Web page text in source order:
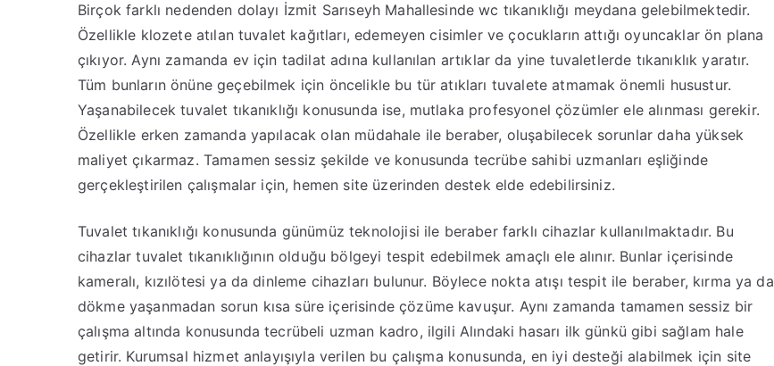
Birçok farklı nedenden dolayı İzmit Sarıseyh Mahallesinde wc tıkanıklığı meydana gelebilmektedir.
Özellikle klozete atılan tuvalet kağıtları, edemeyen cisimler ve çocukların attığı oyuncaklar ön plana
çıkıyor. Aynı zamanda ev için tadilat adına kullanılan artıklar da yine tuvaletlerde tıkanıklık yaratır.
Tüm bunların önüne geçebilmek için öncelikle bu tür atıkları tuvalete atmamak önemli husustur.
Yaşanabilecek tuvalet tıkanıklığı konusunda ise, mutlaka profesyonel çözümler ele alınması gerekir.
Özellikle erken zamanda yapılacak olan müdahale ile beraber, oluşabilecek sorunlar daha yüksek
maliyet çıkarmaz. Tamamen sessiz şekilde ve konusunda tecrübe sahibi uzmanları eşliğinde
gerçekleştirilen çalışmalar için, hemen site üzerinden destek elde edebilirsiniz.
Tuvalet tıkanıklığı konusunda günümüz teknolojisi ile beraber farklı cihazlar kullanılmaktadır. Bu
cihazlar tuvalet tıkanıklığının olduğu bölgeyi tespit edebilmek amaçlı ele alınır. Bunlar içerisinde
kameralı, kızılötesi ya da dinleme cihazları bulunur. Böylece nokta atışı tespit ile beraber, kırma ya da
dökme yaşanmadan sorun kısa süre içerisinde çözüme kavuşur. Aynı zamanda tamamen sessiz bir
çalışma altında konusunda tecrübeli uzman kadro, ilgili Alındaki hasarı ilk günkü gibi sağlam hale
getirir. Kurumsal hizmet anlayışıyla verilen bu çalışma konusunda, en iyi desteği alabilmek için site